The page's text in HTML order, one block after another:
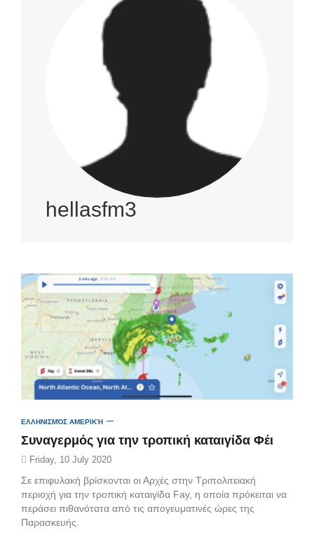
hellasfm3
ΕΛΛΗΝΙΣΜΌΣ ΑΜΕΡΙΚΉ
Συναγερμός για την τροπική καταιγίδα Φέι
Friday, 10 July 2020
Σε επιφυλακή βρίσκονται οι Αρχές στην Τριπολιτειακή
περιοχή για την τροπική καταιγίδα Fay, η οποία πρόκειται να
περάσει πιθανότατα από τις απογευματινές ώρες της
Παρασκευής.